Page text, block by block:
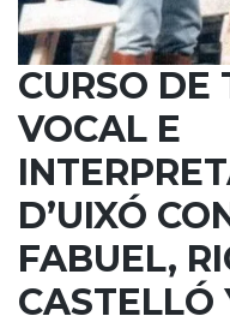
CURSO DE
VOCAL E
D’UIXÓ
FABUEL,
CASTELLÓ